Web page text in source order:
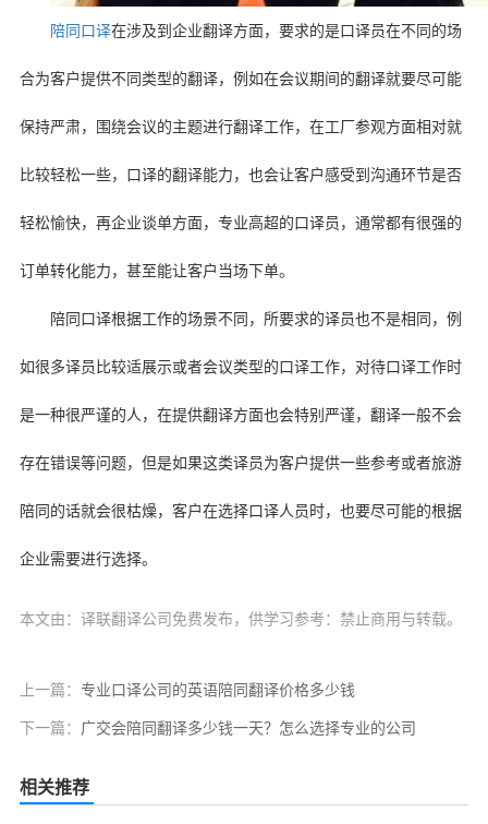
陪同口译在涉及到企业翻译方面，要求的是口译员在不同的场
合为客户提供不同类型的翻译，例如在会议期间的翻译就要尽可能
保持严肃，围绕会议的主题进行翻译工作，在工厂参观方面相对就
比较轻松一些，口译的翻译能力，也会让客户感受到沟通环节是否
轻松愉快，再企业谈单方面，专业高超的口译员，通常都有很强的
订单转化能力，甚至能让客户当场下单。
陪同口译根据工作的场景不同，所要求的译员也不是相同，例
如很多译员比较适展示或者会议类型的口译工作，对待口译工作时
是一种很严谨的人，在提供翻译方面也会特别严谨，翻译一般不会
存在错误等问题，但是如果这类译员为客户提供一些参考或者旅游
陪同的话就会很枯燥，客户在选择口译人员时，也要尽可能的根据
企业需要进行选择。
本文由：译联翻译公司免费发布，供学习参考：禁止商用与转载。
上一篇： 专业口译公司的英语陪同翻译价格多少钱
下一篇： 广交会陪同翻译多少钱一天？怎么选择专业的公司
相关推荐